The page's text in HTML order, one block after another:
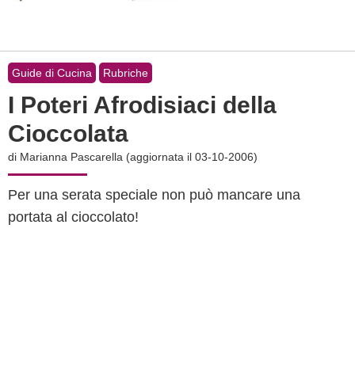
Guide di Cucina Rubriche
I Poteri Afrodisiaci della
Cioccolata
di Marianna Pascarella (aggiornata il 03-10-2006)
Per una serata speciale non può mancare una
portata al cioccolato!